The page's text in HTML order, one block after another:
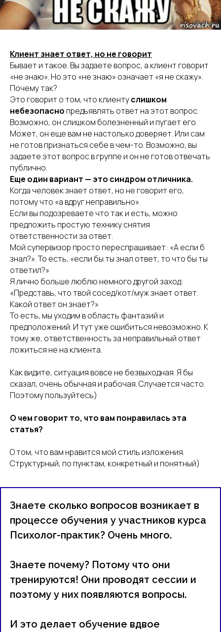
Клиент знает ответ, но не говорит
Бывает и такое. Вы задаете вопрос, а клиент говорит
«не знаю». Но это «не знаю» означает «я не скажу».
Почему так?
Это говорит о том, что клиентуслишком
небезопасно предъявлять ответ на этот вопрос.
Возможно, он слишком болезненный и пугает его.
Может, он еще вам не настолько доверяет. Или сам
не готов признаться себе в чем-то. Возможно, вы
задаете этот вопрос в группе и он не готов отвечать
публично.
Еще один вариант — это синдром отличника.
Когда человек знает ответ, но не говорит его,
потому что «а вдруг неправильно».
Если вы подозреваете что так и есть, можно
предложить простую технику снятия
ответственности за ответ.
Мой супервизор просто переспрашивает: «А если б
знал?». То есть, «если бы ты знал ответ, то что бы ты
ответил?»
Я лично больше люблю немного другой заход:
«Представь, что твой сосед/кот/муж знает ответ.
Какой ответ он знает?»
То есть, мы уходим в область фантазий и
предположений. И тут уже ошибиться невозможно. К
тому же, ответственность за неправильный ответ
ложиться не на клиента.
Как видите, ситуация вовсе не безвыходная. Я бы
сказал, очень обычная и рабочая. Случается часто.
Поэтому пользуйтесь)
О чем говорит то, что вам понравилась эта
статья?
О том, что вам нравится мой стиль изложения.
Структурный, по пунктам, конкретный и понятный)
Знаете сколько вопросов возникает в
процессе обучения у участников курса
Психолог-практик? Очень много.
Знаете почему? Потому что они
тренируются! Они проводят сессии и
поэтому у них появляются вопросы.
И это делает обучение вдвое